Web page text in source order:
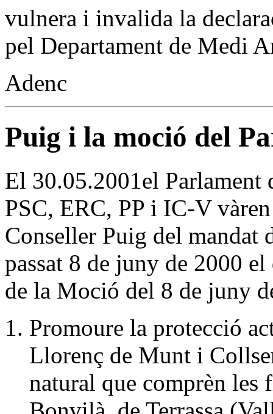
vulnera i invalida la
pel Departament de Medi
Adenc
Puig i la moció del
El 30.05.2001el Parlament
PSC, ERC, PP i IC-V
Conseller Puig del mandat
passat 8 de juny de 2000
de la Moció del 8 de juny
Promoure la protecció
Llorenç de Munt i
natural que comprèn les